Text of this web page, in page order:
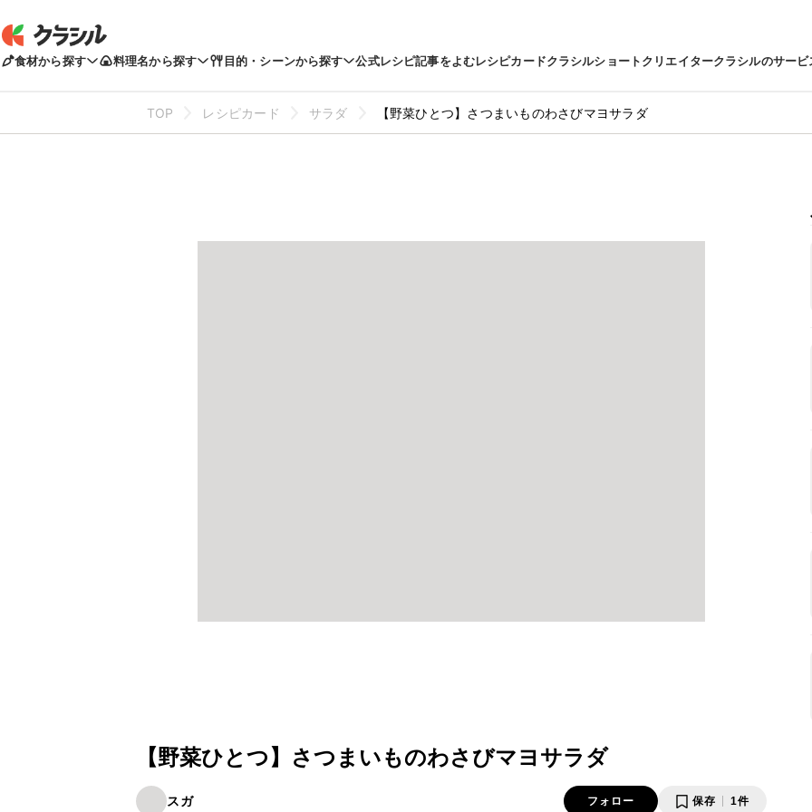
食材から探す 料理名から探す 目的・シーンから探す 公式レシピ記事をよむレシピカードクラシルショートクリエイタークラシルのサービ
TOP レシピカード サラダ 【野菜ひとつ】さつまいものわさびマヨサラダ
【野菜ひとつ】さつまいものわさびマヨサラダ
スガ フォロー 保存 1件